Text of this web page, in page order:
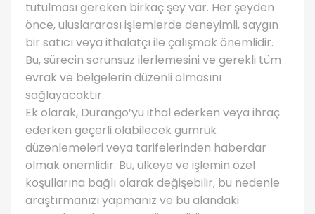
tutulması gereken birkaç şey var. Her şeyden
önce, uluslararası işlemlerde deneyimli, saygın
bir satıcı veya ithalatçı ile çalışmak önemlidir.
Bu, sürecin sorunsuz ilerlemesini ve gerekli tüm
evrak ve belgelerin düzenli olmasını
sağlayacaktır.
Ek olarak, Durango’yu ithal ederken veya ihraç
ederken geçerli olabilecek gümrük
düzenlemeleri veya tarifelerinden haberdar
olmak önemlidir. Bu, ülkeye ve işlemin özel
koşullarına bağlı olarak değişebilir, bu nedenle
araştırmanızı yapmanız ve bu alandaki